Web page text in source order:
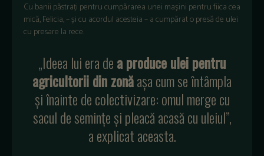
Cu banii păstrați pentru cumpărarea unei mașini pentru fiica cea
mică, Felicia, – și cu acordul acesteia – a cumpărat o presă de ulei
cu presare la rece.
„Ideea lui era dea produce ulei pentru
agricultorii din zonăașa cum se întâmpla
și înainte de colectivizare: omul merge cu
sacul de semințe și pleacă acasă cu uleiul”,
a explicat aceasta.